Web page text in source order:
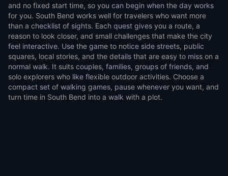
and no fixed start time, so you can begin when the day works
for you. South Bend works well for travelers who want more
than a checklist of sights. Each quest gives you a route, a
reason to look closer, and small challenges that make the city
feel interactive. Use the game to notice side streets, public
squares, local stories, and the details that are easy to miss on a
normal walk. It suits couples, families, groups of friends, and
solo explorers who like flexible outdoor activities. Choose a
compact set of walking games, pause whenever you want, and
turn time in South Bend into a walk with a plot.